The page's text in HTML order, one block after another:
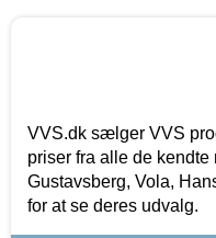
VVS.dk sælger VVS
priser fra alle de
Gustavsberg, Vola,
for at se deres udvalg.